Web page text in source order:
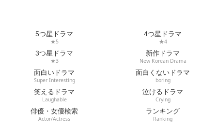
5つ星ドラマ
★5
4つ星ドラマ
★4
3つ星ドラマ
★3
新作ドラマ
New Korean Drama
面白いドラマ
Super Interesting
面白くないドラマ
boring
笑えるドラマ
Laughable
泣けるドラマ
Crying
俳優・女優検索
Actor/Actress
ランキング
Ranking